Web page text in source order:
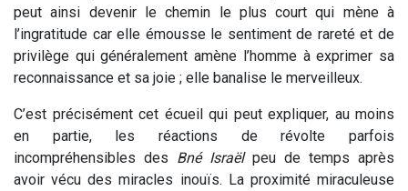
peut ainsi devenir le chemin le plus court qui mène à
l’ingratitude car elle émousse le sentiment de rareté et de
privilège qui généralement amène l’homme à exprimer sa
reconnaissance et sa joie ; elle banalise le merveilleux.
C’est précisément cet écueil qui peut expliquer, au moins
en partie, les réactions de révolte parfois
incompréhensibles des Bné Israëlpeu de temps après
avoir vécu des miracles inouïs. La proximité miraculeuse